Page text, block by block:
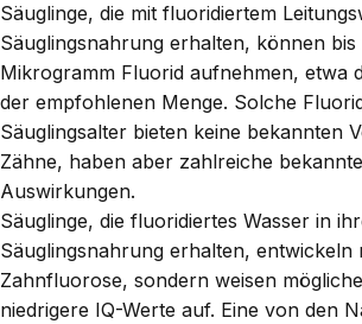
Säuglinge, die mit fluoridiertem
Säuglingsnahrung erhalten, können bis
Mikrogramm Fluorid aufnehmen, etwa
der empfohlenen Menge. Solche
Säuglingsalter bieten keine bekannten
Zähne, haben aber zahlreiche
Auswirkungen.
Säuglinge, die fluoridiertes Wasser in
Säuglingsnahrung erhalten,
Zahnfluorose, sondern weisen
niedrigere IQ-Werte auf. Eine von den